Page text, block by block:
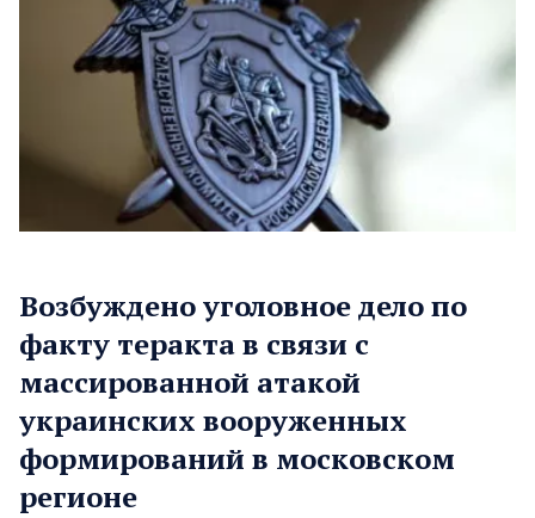
Возбуждено уголовное дело по
факту теракта в связи с
массированной атакой
украинских вооруженных
формирований в московском
регионе